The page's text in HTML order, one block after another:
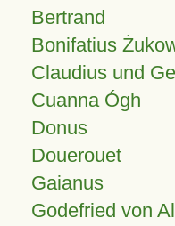
Bertrand
Bonifatius
Claudius und
Cuanna Ógh
Donus
Douerouet
Gaianus
Godefried von